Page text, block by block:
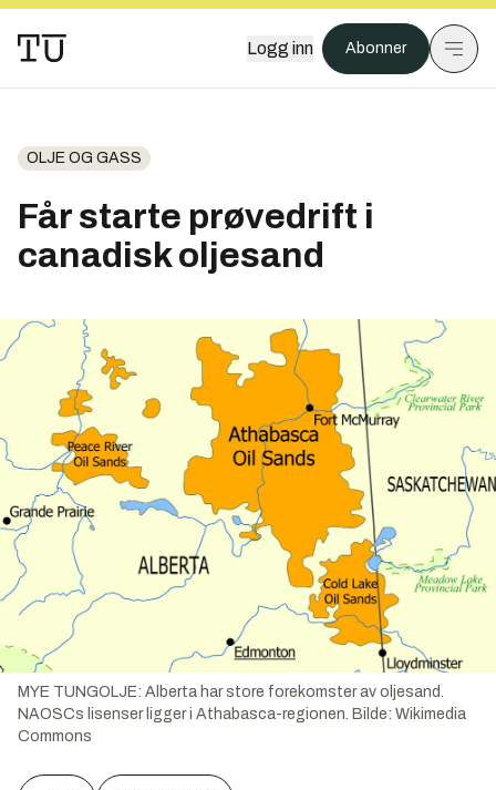
Logg inn Abonner
OLJE OG GASS
Får starte prøvedrift i
canadisk oljesand
MYE TUNGOLJE: Alberta har store forekomster av oljesand.
NAOSCs lisenser ligger i Athabasca-regionen. Bilde: Wikimedia
Commons